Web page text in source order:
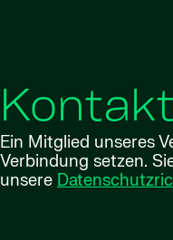
Ein Mitglied unseres
Verbindung setzen.
unsere